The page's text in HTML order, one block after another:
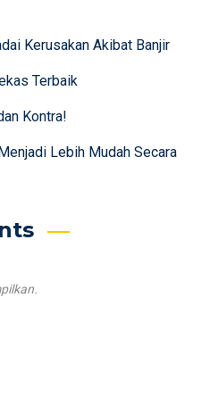
Kerusakan Akibat Banjir
Terbaik
Kontra!
Lebih Mudah Secara